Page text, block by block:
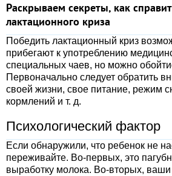
Раскрываем секреты, как
лактационного криза
Победить лактационный криз
прибегают к употреблению
специальных чаев, но можно
Первоначально следует обратить
своей жизни, свое питание, режим
кормлений и т. д.
Психологический фактор
Если обнаружили, что ребенок не
переживайте. Во-первых, это
выработку молока. Во-вторых,